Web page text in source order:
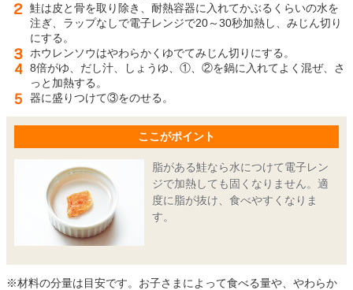
鮭は皮と骨を取り除き、耐熱容器に入れてかぶるくらいの水を
注ぎ、ラップなしで電子レンジで20～30秒加熱し、みじん切り
にする。
ホウレンソウはやわらかくゆでてみじん切りにする。
8倍がゆ、だし汁、しょうゆ、①、②を鍋に入れてよく混ぜ、さ
っと加熱する。
器に盛りつけて③をのせる。
ここがポイント
脂がある鮭なら水につけて電子レン
ジで加熱しても固くなりません。適
度に脂が抜け、食べやすくなりま
す。
※材料の分量は目安です。お子さまによって食べる量や、やわらか